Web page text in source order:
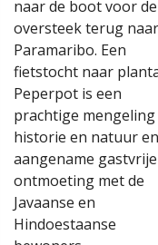
naar de boot voor de
oversteek terug naar
Paramaribo. Een
fietstocht naar
Peperpot is een
prachtige mengeling
historie en natuur
aangename gastvrije
ontmoeting met de
Javaanse en
Hindoestaanse